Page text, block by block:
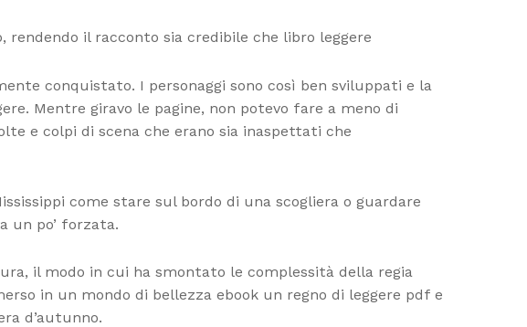
rendendo il racconto sia credibile che libro leggere
conquistato. I personaggi sono così ben sviluppati e la
Mentre giravo le pagine, non potevo fare a meno di
e colpi di scena che erano sia inaspettati che
come stare sul bordo di una scogliera o guardare
un po’ forzata.
il modo in cui ha smontato le complessità della regia
in un mondo di bellezza ebook un regno di leggere pdf e
d’autunno.